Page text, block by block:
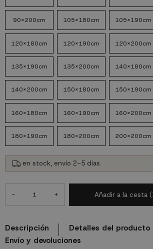
90x200cm 105x180cm 105x190cm
120X180cm 120X190cm 120X200cm
135x190cm 135x200cm 140x180cm
140X200cm 150x180cm 150x190cm
160x180cm 160x190cm 160x200cm
180x190cm 180x200cm 200x200cm
en stock, envío 2-5 días
- + Añadir a la cesta
Descripción
Detalles del producto
Envío y devoluciones